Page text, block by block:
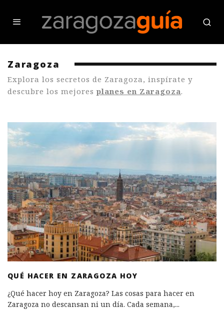
Zaragoza
Explora los secretos de Zaragoza, inspírate y
descubre los mejores planes en Zaragoza.
QUÉ HACER EN ZARAGOZA HOY
¿Qué hacer hoy en Zaragoza? Las cosas para hacer en
Zaragoza no descansan ni un día. Cada semana,...